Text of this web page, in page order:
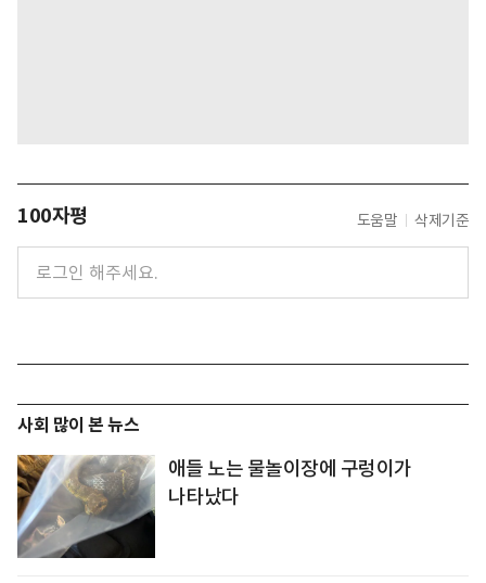
100자평 도움말 삭제기준
사회 많이 본 뉴스
애들 노는 물놀이장에 구렁이가
나타났다